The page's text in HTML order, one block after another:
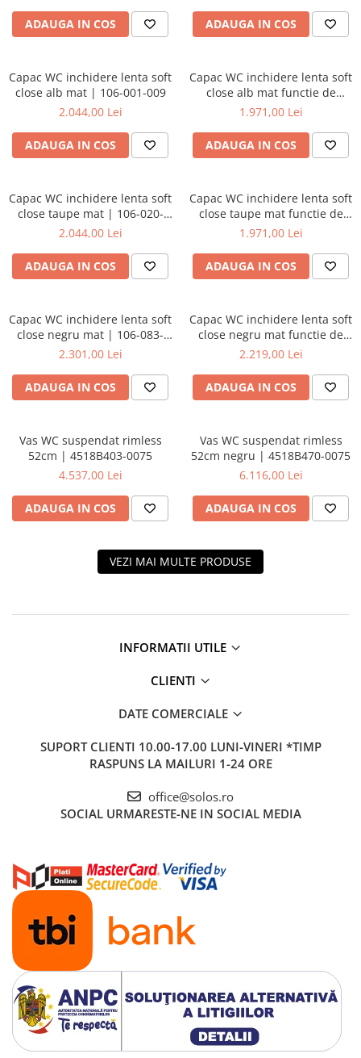
ADAUGA IN COS ADAUGA IN COS
Capac WC inchidere lenta soft
close alb mat | 106-001-009
2.044,00 Lei
ADAUGA IN COS
Capac WC inchidere lenta soft
close alb mat functie de
eliberare rapida | 106-
1.971,00 Lei
ADAUGA IN COS
Capac WC inchidere lenta soft
close taupe mat | 106-020-
009
2.044,00 Lei
ADAUGA IN COS
Capac WC inchidere lenta soft
close taupe mat functie de
eliberare rapida | 106-
1.971,00 Lei
ADAUGA IN COS
Capac WC inchidere lenta soft
close negru mat | 106-083-
009
2.301,00 Lei
ADAUGA IN COS
Capac WC inchidere lenta soft
close negru mat functie de
eliberare rapida | 106-
2.219,00 Lei
ADAUGA IN COS
Vas WC suspendat rimless
52cm | 4518B403-0075
4.537,00 Lei
ADAUGA IN COS
Vas WC suspendat rimless
52cm negru | 4518B470-0075
6.116,00 Lei
ADAUGA IN COS
VEZI MAI MULTE PRODUSE
INFORMATII UTILE
CLIENTI
DATE COMERCIALE
SUPORT CLIENTI 10.00-17.00 LUNI-VINERI *TIMP
RASPUNS LA MAILURI 1-24 ORE
office@solos.ro
SOCIAL URMARESTE-NE IN SOCIAL MEDIA